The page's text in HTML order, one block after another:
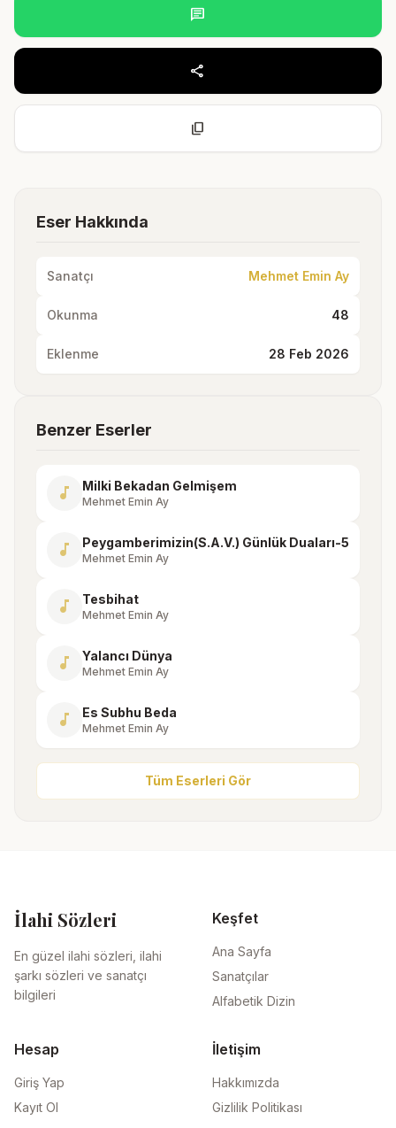
chat
share
content_copy
Eser Hakkında
Sanatçı Mehmet Emin Ay
Okunma 48
Eklenme 28 Feb 2026
Benzer Eserler
music_note Milki Bekadan Gelmişem
Mehmet Emin Ay
music_note Peygamberimizin(S.A.V.) Günlük Duaları-5
Mehmet Emin Ay
music_note Tesbihat
Mehmet Emin Ay
music_note Yalancı Dünya
Mehmet Emin Ay
music_note Es Subhu Beda
Mehmet Emin Ay
Tüm Eserleri Gör
İlahi Sözleri
En güzel ilahi sözleri, ilahi
şarkı sözleri ve sanatçı
bilgileri
Keşfet
Ana Sayfa
Sanatçılar
Alfabetik Dizin
Hesap
Giriş Yap
Kayıt Ol
İletişim
Hakkımızda
Gizlilik Politikası